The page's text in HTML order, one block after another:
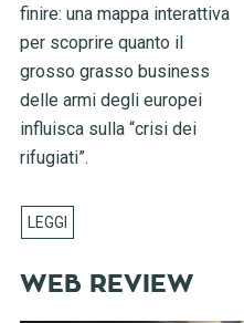
finire: una mappa interattiva
per scoprire quanto il
grosso grasso business
delle armi degli europei
influisca sulla “crisi dei
rifugiati”.
WEB REVIEW